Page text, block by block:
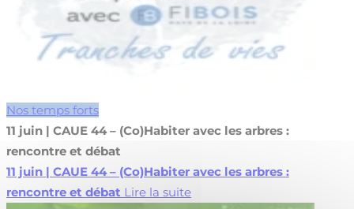
Nos temps forts
11 juin | CAUE 44 – (Co)Habiter avec les arbres :
rencontre et débat
11 juin | CAUE 44 – (Co)Habiter avec les arbres :
rencontre et débat Lire la suite